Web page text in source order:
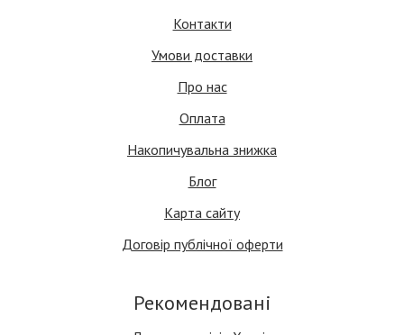
Контакти
Умови доставки
Про нас
Оплата
Накопичувальна знижка
Блог
Карта сайту
Договір публічної оферти
Рекомендовані